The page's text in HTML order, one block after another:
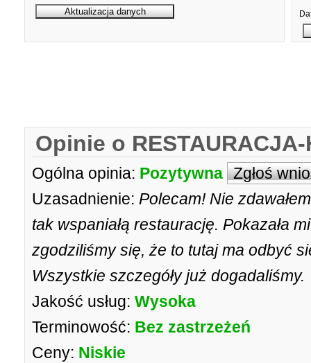
Opinie o
Ogólna opinia: Pozytywna Zgłoś
Uzasadnienie: Polecam! Nie
tak wspaniałą restaurację. Pokazała
zgodziliśmy się, że to tutaj ma odbyć
Wszystkie szczegóły już dogadaliśmy.
Jakość usług: Wysoka
Terminowość: Bez zastrzeżeń
Ceny: Niskie